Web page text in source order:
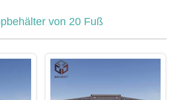
von 20 Fuß